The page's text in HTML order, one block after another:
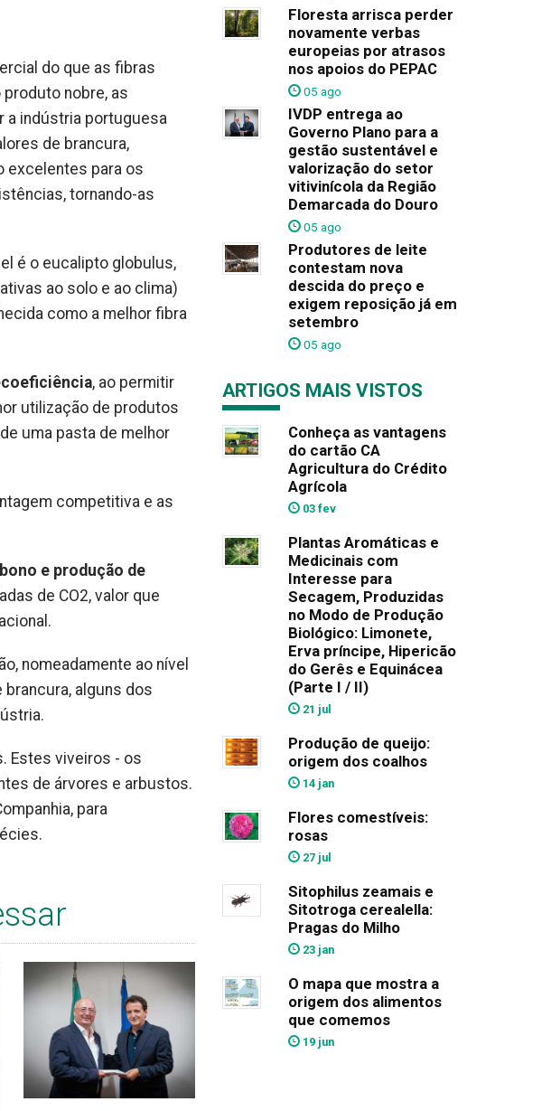
do que as fibras
nobre, as
a indústria portuguesa
de brancura,
excelentes para os
tornando-as
é o eucalipto globulus,
ao solo e ao clima)
como a melhor fibra
, ao permitir
utilização de produtos
uma pasta de melhor
competitiva e as
e produção de
de CO2, valor que
nomeadamente ao nível
alguns dos
Estes viveiros - os
de árvores e arbustos.
para
Floresta arrisca perder
novamente verbas
europeias por atrasos
nos apoios do PEPAC
05 ago
IVDP entrega ao
Governo Plano para a
gestão sustentável e
valorização do setor
vitivinícola da Região
Demarcada do Douro
05 ago
Produtores de leite
contestam nova
descida do preço e
exigem reposição já em
setembro
05 ago
ARTIGOS MAIS VISTOS
Conheça as vantagens
do cartão CA
Agricultura do Crédito
Agrícola
03 fev
Plantas Aromáticas e
Medicinais com
Interesse para
Secagem, Produzidas
no Modo de Produção
Biológico: Limonete,
Erva príncipe, Hipericão
do Gerês e Equinácea
(Parte I / II)
21 jul
Produção de queijo:
origem dos coalhos
14 jan
Flores comestíveis:
rosas
27 jul
Sitophilus zeamais e
Sitotroga cerealella:
Pragas do Milho
23 jan
O mapa que mostra a
origem dos alimentos
que comemos
19 jun